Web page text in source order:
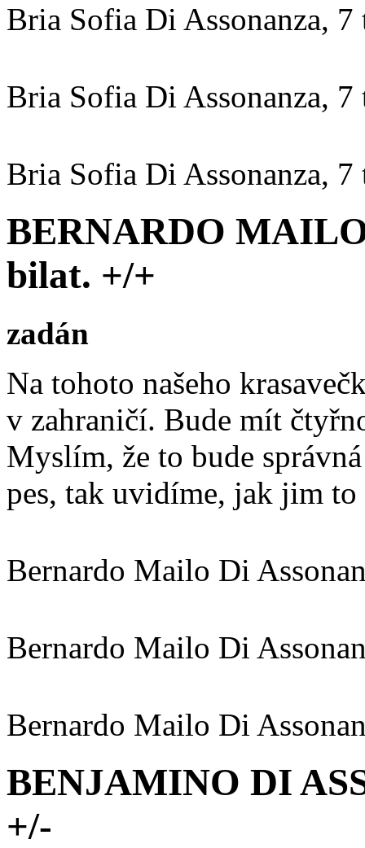
Bria Sofia Di Assonanza, 7
Bria Sofia Di Assonanza, 7
Bria Sofia Di Assonanza, 7
BERNARDO
bilat. +/+
zadán
Na tohoto našeho
v zahraničí. Bude mít
Myslím, že to bude
pes, tak uvidíme, jak jim to
Bernardo Mailo Di
Bernardo Mailo Di
Bernardo Mailo Di
BENJAMINO DI
+/-